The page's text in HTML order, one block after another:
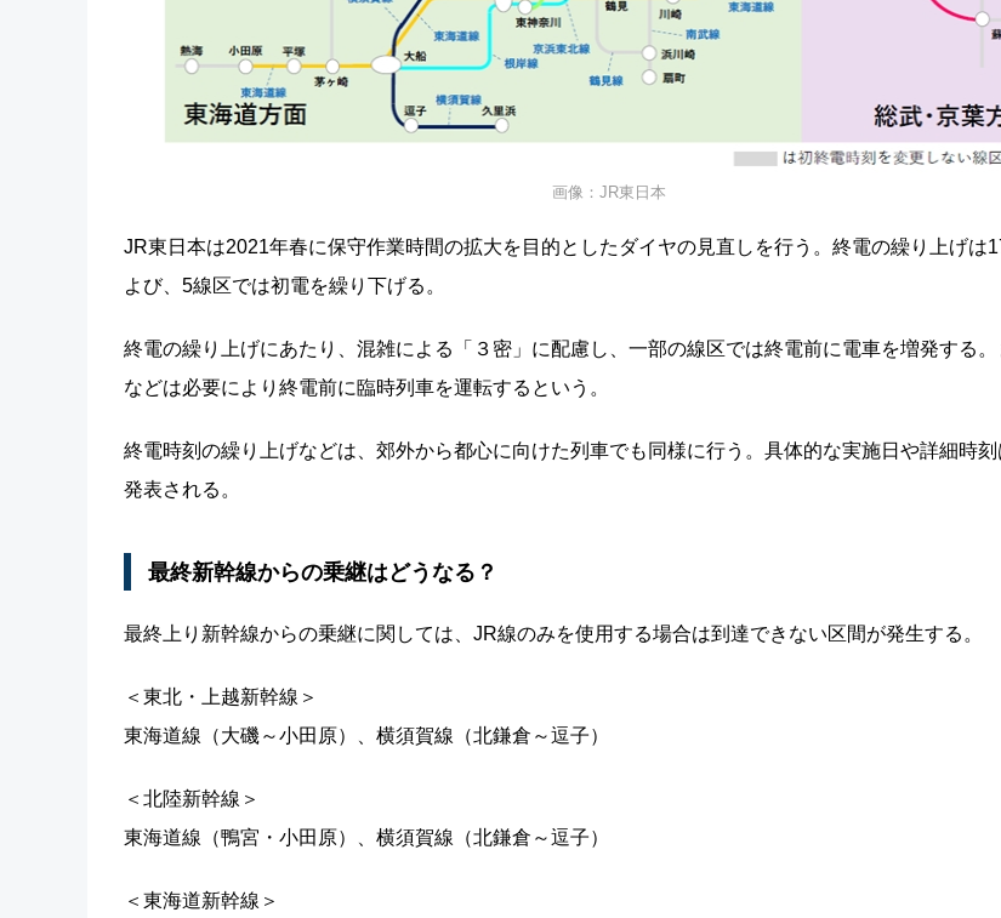
画像：JR東日本
JR東日本は2021年春に保守作業時間の拡大を目的としたダイヤの見直しを行う。終電の繰り上げは
よび、5線区では初電を繰り下げる。
終電の繰り上げにあたり、混雑による「３密」に配慮し、一部の線区では終電前に電車を増発する。
などは必要により終電前に臨時列車を運転するという。
終電時刻の繰り上げなどは、郊外から都心に向けた列車でも同様に行う。具体的な実施日や詳細時刻
発表される。
最終新幹線からの乗継はどうなる？
最終上り新幹線からの乗継に関しては、JR線のみを使用する場合は到達できない区間が発生する。
＜東北・上越新幹線＞
東海道線（大磯～小田原）、横須賀線（北鎌倉～逗子）
＜北陸新幹線＞
東海道線（鴨宮・小田原）、横須賀線（北鎌倉～逗子）
＜東海道新幹線＞